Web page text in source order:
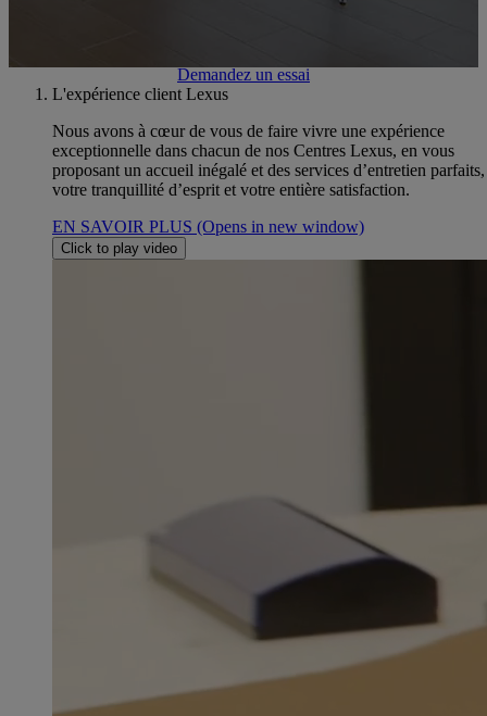
Demandez un essai
L'expérience client Lexus
Nous avons à cœur de vous de faire vivre une expérience
exceptionnelle dans chacun de nos Centres Lexus, en vous
proposant un accueil inégalé et des services d’entretien
votre tranquillité d’esprit et votre entière satisfaction.
EN SAVOIR PLUS (Opens in new window)
Click to play video